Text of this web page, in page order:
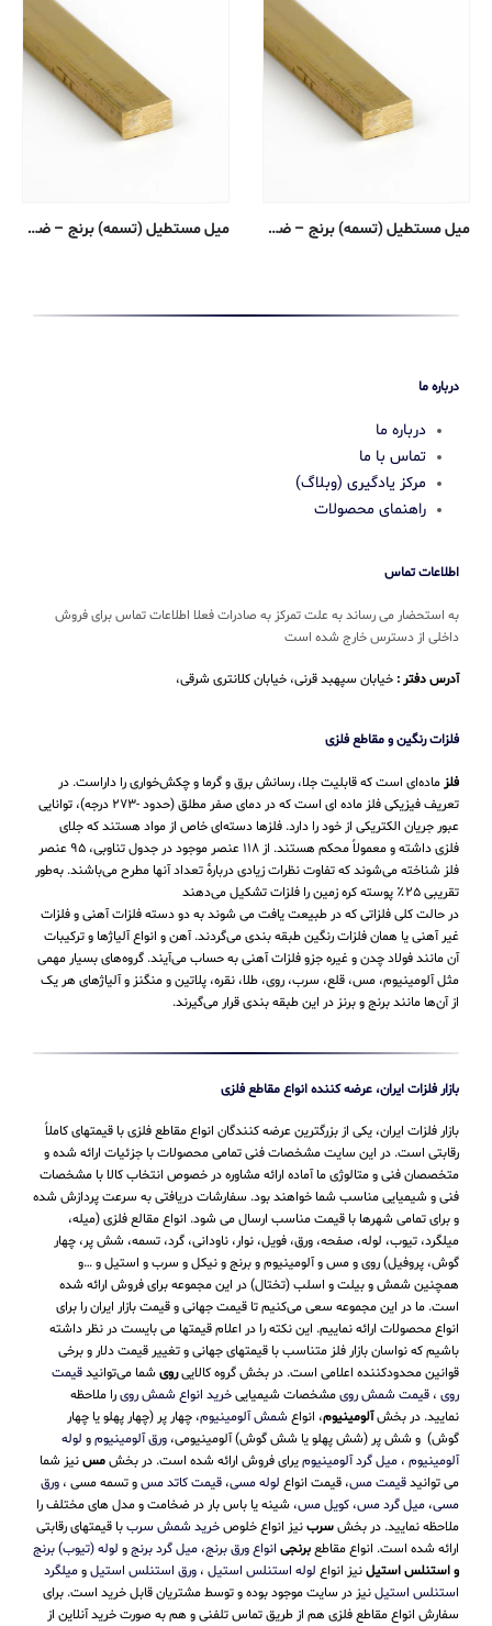
میل مستطیل (تسمه) برنج – ضخامت ۰٫۳۱۷۵ ، عرض ۰٫۶۳۵ سانتی متر – ۳۶۰-H02 اکسترود شده میل مستطیل (تسمه) برنج – ضخامت ۰٫۳۱۷۵ ، عرض ۱٫۲۷ سانتی متر – ۳۶۰-H02 اکسترود شده
درباره ما
درباره ما
تماس با ما
مرکز یادگیری (وبلاگ)
راهنمای محصولات
اطلاعات تماس
به استحضار می رساند به علت تمرکز به صادرات فعلا اطلاعات تماس برای فروش
داخلی از دسترس خارج شده است
آدرس دفتر : خیابان سپهبد قرنی، خیابان کلانتری شرقی،
فلزات رنگین و مقاطع فلزی
فلز ماده‌ای است که قابلیت جلا، رسانش برق و گرما و چکش‌خواری را داراست. در
تعریف فیزیکی فلز ماده ای است که در دمای صفر مطلق (حدود -۲۷۳ درجه)، توانایی
عبور جریان الکتریکی از خود را دارد. فلزها دسته‌ای خاص از مواد هستند که جلای
فلزی داشته و معمولاً محکم هستند. از ۱۱۸ عنصر موجود در جدول تناوبی، ۹۵ عنصر
فلز شناخته می‌شوند که تفاوت نظرات زیادی دربارهٔ تعداد آنها مطرح می‌باشند. به‌طور
تقریبی ۲۵٪ پوسته کره زمین را فلزات تشکیل می‌دهند
در حالت کلی فلزاتی که در طبیعت یافت می شوند به دو دسته فلزات آهنی و فلزات
غیر آهنی یا همان فلزات رنگین طبقه بندی می‌گردند. آهن و انواع آلیاژها و ترکیبات
آن مانند فولاد چدن و غیره جزو فلزات آهنی به حساب می‌‌آیند. گروه‌های بسیار مهمی
مثل آلومینیوم، مس، قلع، سرب، روی، طلا، نقره، پلاتین و منگنز و آلیاژهای هر یک
از آن‌ها مانند برنج و برنز در این طبقه‌ بندی قرار می‌‌گیرند.
بازار فلزات ایران، عرضه کننده انواع مقاطع فلزی
بازار فلزات ایران، یکی از بزرگترین عرضه کنندگان انواع مقاطع فلزی با قیمتهای کاملاً
رقابتی است. در این سایت مشخصات فنی تمامی محصولات با جزئیات ارائه شده و
متخصصان فنی و متالوژی ما آماده ارائه مشاوره در خصوص انتخاب کالا با مشخصات
فنی و شیمیایی مناسب شما خواهند بود. سفارشات دریافتی به سرعت پردازش شده
و برای تمامی شهرها با قیمت مناسب ارسال می شود. انواع مقالع فلزی (میله،
میلگرد، تیوب، لوله، صفحه، ورق، فویل، نوار، ناودانی، گرد، تسمه، شش پر، چهار
گوش، پروفیل) روی و مس و آلومینیوم و برنج و نیکل و سرب و استیل و …و
همچنین شمش و بیلت و اسلب (تختال) در این مجموعه برای فروش ارائه شده
است. ما در این مجموعه سعی می‌کنیم تا قیمت جهانی و قیمت بازار ایران را برای
انواع محصولات ارائه نماییم. این نکته را در اعلام قیمتها می بایست در نظر داشته
باشیم که نواسان بازار فلز متناسب با قیمتهای جهانی و تغییر قیمت دلار و برخی
قوانین محدودکننده اعلامی است. در بخش گروه کالاییروی شما می‌توانیدقیمت
روی ، قیمت شمش رویمشخصات شیمیاییخرید انواع شمش رویرا ملاحظه
نمایید. در بخشآلومینیوم، انواع شمش آلومینیوم، چهار پر (چهار پهلو یا چهار
گوش) و شش پر (شش پهلو یا شش گوش) آلومینیومی، ورق آلومینیومو لوله
آلومینیوم ، میل گرد آلومینیومیرای فروش ارائه شده است. در بخشمسنیز شما
می توانیدقیمت مس، قیمت انواع لوله مسی، قیمت کاتد مسو تسمه مسی ، ورق
مسی، میل گرد مس، کویل مس، شینه یا باس بار در ضخامت و مدل های مختلف را
ملاحظه نمایید. در بخشسربنیز انواع خلوصخرید شمش سرببا قیمتهای رقابتی
ارائه شده است. انواع مقاطعبرنجی انواع ورق برنج، میل گرد برنجو لوله (تیوب) برنج
و استنلس استیلنیز انواع لوله استنلس استیل ، ورق استنلس استیلومیلگرد
استنلس استیلنیز در سایت موجود بوده و توسط مشتریان قابل خرید است. برای
سفارش انواع مقاطع فلزی هم از طریق تماس تلفنی و هم به صورت خرید آنلاین از